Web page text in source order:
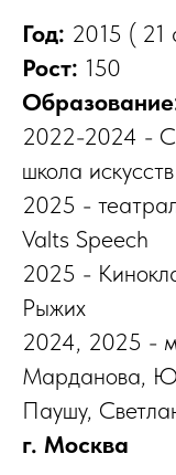
Год: 2015 ( 21
Рост: 150
2022-2024 -
школа
2025 -
Valts Speech
2025 -
Рыжих
2024, 2025 -
Марданова,
Паушу,
г. Москва